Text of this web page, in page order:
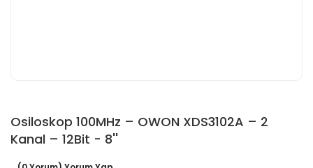
Osiloskop 100MHz – OWON XDS3102A – 2
Kanal – 12Bit - 8''